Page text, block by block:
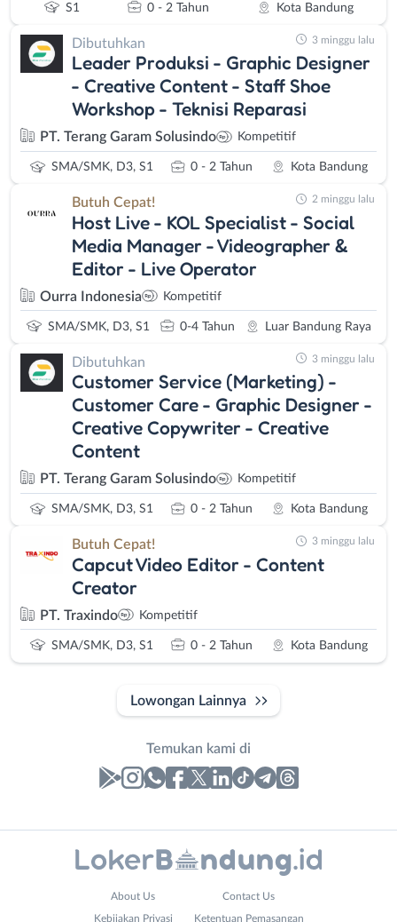
S1 0 - 2 Tahun Kota Bandung
Dibutuhkan
Leader Produksi - Graphic Designer
- Creative Content - Staff Shoe
Workshop - Teknisi Reparasi
PT. Terang Garam Solusindo Kompetitif
SMA/SMK, D3, S1 0 - 2 Tahun Kota Bandung
3 minggu lalu
Butuh Cepat!
Host Live - KOL Specialist - Social
Media Manager - Videographer &
Editor - Live Operator
Ourra Indonesia Kompetitif
SMA/SMK, D3, S1 0-4 Tahun Luar Bandung Raya
2 minggu lalu
Dibutuhkan
Customer Service (Marketing) -
Customer Care - Graphic Designer -
Creative Copywriter - Creative
Content
PT. Terang Garam Solusindo Kompetitif
SMA/SMK, D3, S1 0 - 2 Tahun Kota Bandung
3 minggu lalu
Butuh Cepat!
Capcut Video Editor - Content
Creator
PT. Traxindo Kompetitif
SMA/SMK, D3, S1 0 - 2 Tahun Kota Bandung
3 minggu lalu
Lowongan Lainnya
Temukan kami di
Lowongan
About Us Contact Us
Kebijakan Privasi Ketentuan Pemasangan